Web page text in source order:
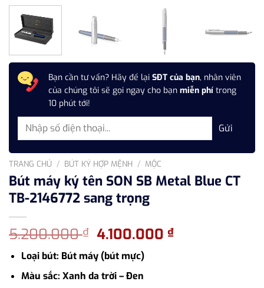
Bạn cần tư vấn? Hãy để lại SĐT của bạn, nhân viên
của chúng tôi sẽ gọi ngay cho bạn miễn phí trong
10 phút tới!
TRANG CHỦ / BÚT KÝ HỢP MỆNH / MỘC
Bút máy ký tên SON SB Metal Blue CT
TB-2146772 sang trọng
5.200.000₫ Giá
gốc
là:
5.200.000 ₫.
4.100.000₫Giá
Loại bút: Bút máy (bút mực)
Màu sắc: Xanh da trời – Đen